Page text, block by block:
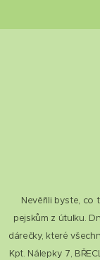
Nevěřili byste, co
pejskům z útulku.
dárečky, které
Kpt. Nálepky 7,